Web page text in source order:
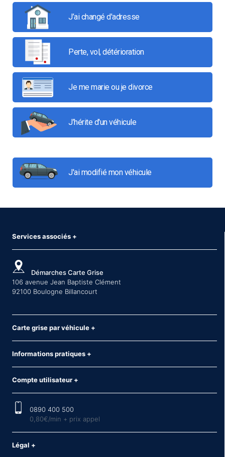
J’ai changé d'adresse
Perte, vol, détérioration
Je me marie ou je divorce
J’hérite d'un véhicule
J'ai modifié mon véhicule
Services associés +
Démarches Carte Grise
106 avenue Jean Baptiste Clément
92100 Boulogne Billancourt
Carte grise par véhicule +
Informations pratiques +
Compte utilisateur +
0890 400 500
0,80€/min + prix appel
Légal +